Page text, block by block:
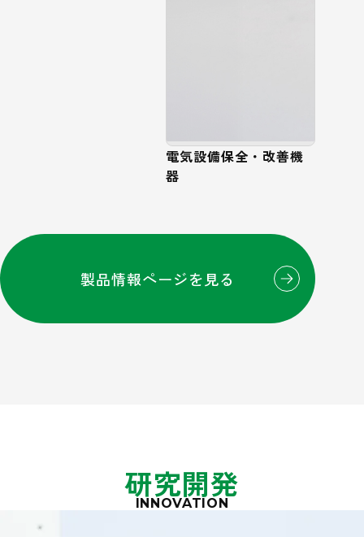
電気設備保全・改善機
器
製品情報ページを見る
研究開発
INNOVATION